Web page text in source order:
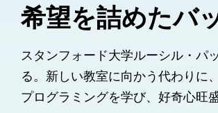
希望を詰めたバ
スタンフォード大学ルーシル・パ
る。新しい教室に向かう代わりに
プログラミングを学び、好奇心旺